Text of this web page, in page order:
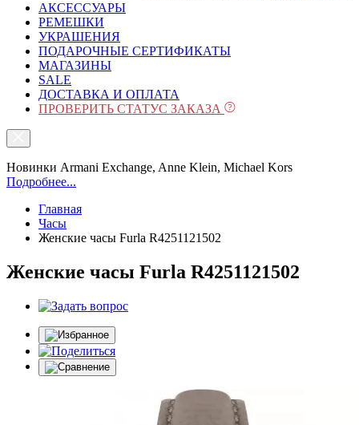
АКСЕССУАРЫ
РЕМЕШКИ
УКРАШЕНИЯ
ПОДАРОЧНЫЕ СЕРТИФИКАТЫ
МАГАЗИНЫ
SALE
ДОСТАВКА И ОПЛАТА
ПРОВЕРИТЬ СТАТУС ЗАКАЗА
Новинки Armani Exchange, Anne Klein, Michael Kors
Подробнее...
Главная
Часы
Женские часы Furla R4251121502
Женские часы Furla R4251121502